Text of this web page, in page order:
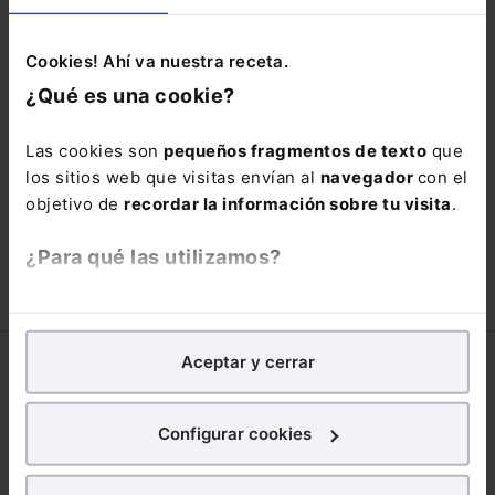
Cookies! Ahí va nuestra receta.
¿Qué es una cookie?
Las cookies son pequeños fragmentos de texto que
los sitios web que visitas envían al navegador con el
objetivo de recordar la información sobre tu visita.
¿Para qué las utilizamos?
analíticospara tratar demejorar tu experienciaen
nuestra página web. También con fines publicitarios,
para poder mostrarte publicidad y contenidos de tu
¿Qué puedes hacer?
Aceptar y cerrar
Configurar cookies
pierdas está oportunidad y
adquiere tu acceso con un
descuento.
110,00€ 66,00€
COMPRAR
Trabaja con nosotros